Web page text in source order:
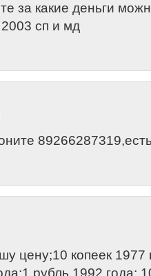
за какие деньги
сп и мд
цену;10 копеек 1977
рубль 1992 года;